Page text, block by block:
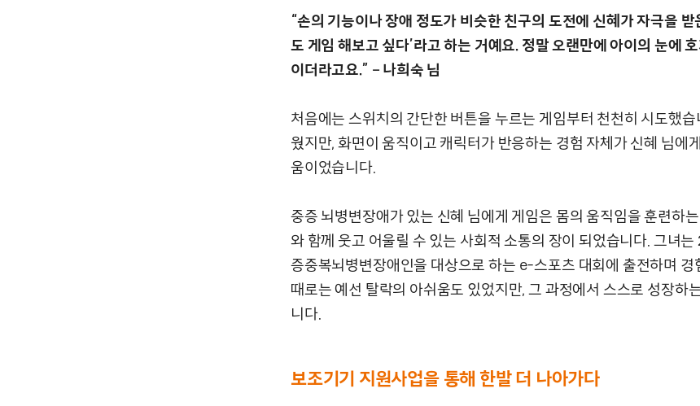
“손의 기능이나 장애 정도가 비슷한 친구의 도전에 신혜가 자극을 받
도 게임 해보고 싶다’라고 하는 거예요. 정말 오랜만에 아이의 눈에
이더라고요.” – 나희숙 님
처음에는 스위치의 간단한 버튼을 누르는 게임부터 천천히 시도했습
웠지만, 화면이 움직이고 캐릭터가 반응하는 경험 자체가 신혜 님에
움이었습니다.
중증 뇌병변장애가 있는 신혜 님에게 게임은 몸의 움직임을 훈련하
와 함께 웃고 어울릴 수 있는 사회적 소통의 장이 되었습니다. 그녀
증중복뇌병변장애인을 대상으로 하는 e-스포츠 대회에 출전하며 경
때로는 예선 탈락의 아쉬움도 있었지만, 그 과정에서 스스로 성장하
니다.
보조기기 지원사업을 통해 한발 더 나아가다